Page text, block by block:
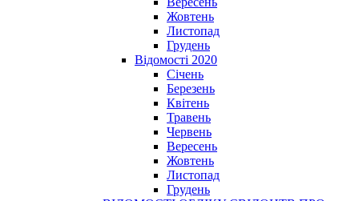
Жовтень
Листопад
Грудень
Відомості 2020
Січень
Березень
Квітень
Травень
Червень
Вересень
Жовтень
Листопад
Грудень